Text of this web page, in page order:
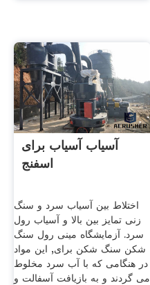
آسیاب آسیاب برای
اسفنج
اختلاط بین آسیاب سرد و سنگ
زنی تمایز بین بالا و آسیاب رول
سرد. آزمایشگاه مینی رول سنگ
شکن سنگ شکن برای, این مواد
در هنگامی که با آب سرد مخلوط
می گردند و به بازیافت آسفالت و